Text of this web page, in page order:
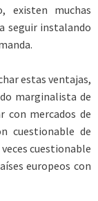
existen muchas
seguir instalando
estas ventajas,
marginalista de
con mercados de
cuestionable de
cuestionable
europeos con